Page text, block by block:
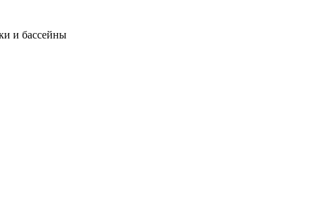
и бассейны